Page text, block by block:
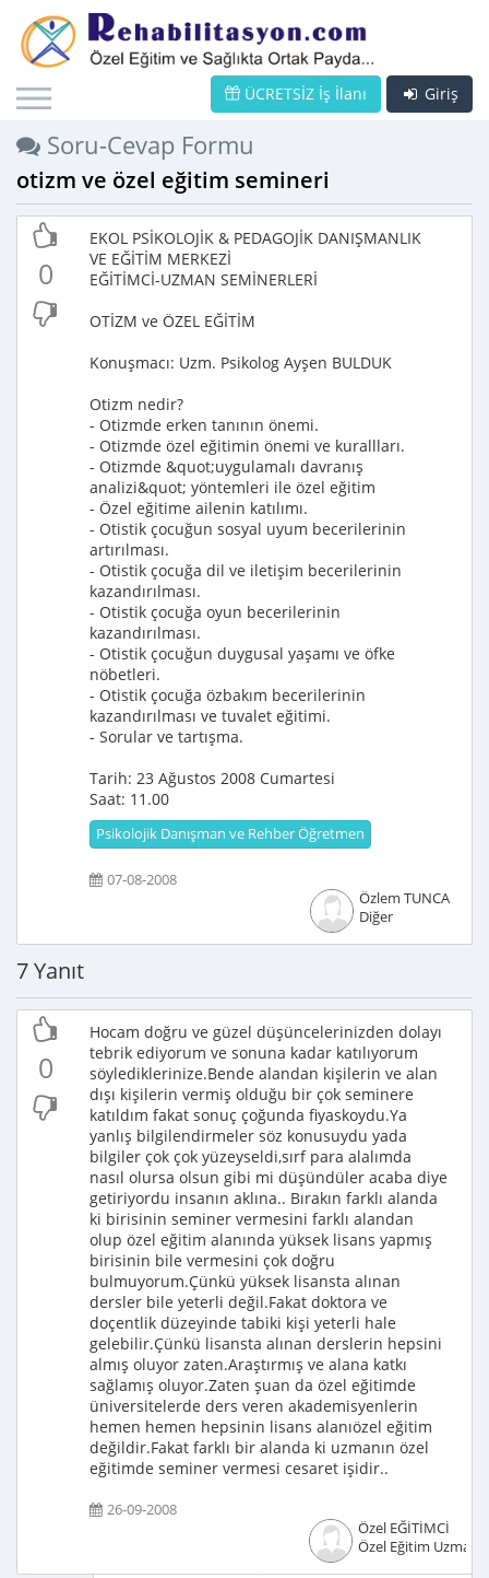
Giriş
ÜCRETSİZ İş İlanı
Soru-Cevap Formu
otizm ve özel eğitim semineri
0
EKOL PSİKOLOJİK & PEDAGOJİK DANIŞMANLIK
VE EĞİTİM MERKEZİ
EĞİTİMCİ-UZMAN SEMİNERLERİ
OTİZM ve ÖZEL EĞİTİM
Konuşmacı: Uzm. Psikolog Ayşen BULDUK
Otizm nedir?
- Otizmde erken tanının önemi.
- Otizmde özel eğitimin önemi ve kurallları.
- Otizmde &quot;uygulamalı davranış
analizi&quot; yöntemleri ile özel eğitim
- Özel eğitime ailenin katılımı.
- Otistik çocuğun sosyal uyum becerilerinin
artırılması.
- Otistik çocuğa dil ve iletişim becerilerinin
kazandırılması.
- Otistik çocuğa oyun becerilerinin
kazandırılması.
- Otistik çocuğun duygusal yaşamı ve öfke
nöbetleri.
- Otistik çocuğa özbakım becerilerinin
kazandırılması ve tuvalet eğitimi.
- Sorular ve tartışma.
Tarih: 23 Ağustos 2008 Cumartesi
Saat: 11.00
Psikolojik Danışman ve Rehber Öğretmen
07-08-2008
Özlem TUNCA
Diğer
7 Yanıt
0
Hocam doğru ve güzel düşüncelerinizden dolayı
tebrik ediyorum ve sonuna kadar katılıyorum
söylediklerinize.Bende alandan kişilerin ve alan
dışı kişilerin vermiş olduğu bir çok seminere
katıldım fakat sonuç çoğunda fiyaskoydu.Ya
yanlış bilgilendirmeler söz konusuydu yada
bilgiler çok çok yüzeyseldi,sırf para alalımda
nasıl olursa olsun gibi mi düşündüler acaba diye
getiriyordu insanın aklına.. Bırakın farklı alanda
ki birisinin seminer vermesini farklı alandan
olup özel eğitim alanında yüksek lisans yapmış
birisinin bile vermesini çok doğru
bulmuyorum.Çünkü yüksek lisansta alınan
dersler bile yeterli değil.Fakat doktora ve
doçentlik düzeyinde tabiki kişi yeterli hale
gelebilir.Çünkü lisansta alınan derslerin hepsini
almış oluyor zaten.Araştırmış ve alana katkı
sağlamış oluyor.Zaten şuan da özel eğitimde
üniversitelerde ders veren akademisyenlerin
hemen hemen hepsinin lisans alanıözel eğitim
değildir.Fakat farklı bir alanda ki uzmanın özel
eğitimde seminer vermesi cesaret işidir..
26-09-2008
Özel EĞİTİMCİ
Özel Eğitim Uzmanı